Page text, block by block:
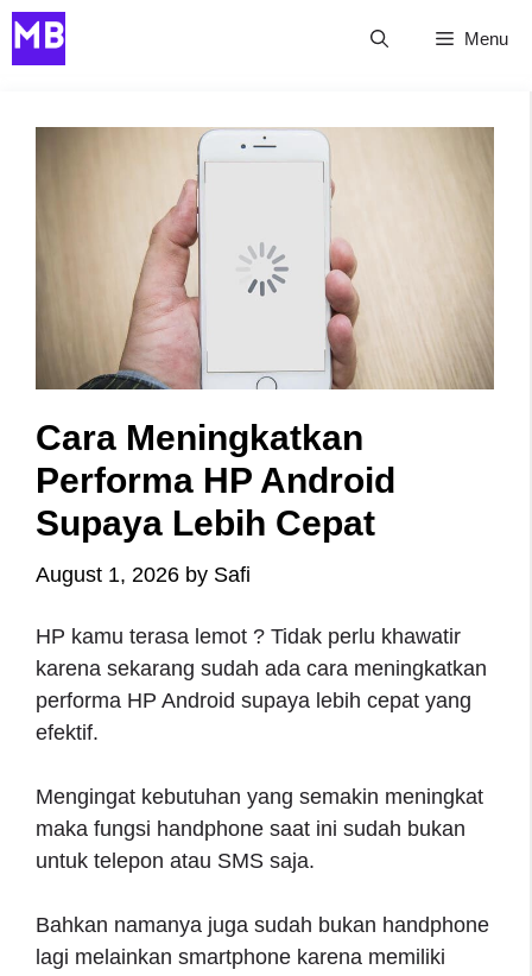
Skip
to
Menu
Cara Meningkatkan
Performa HP Android
Supaya Lebih Cepat
August 1, 2026 by Safi
HP kamu terasa lemot ? Tidak perlu khawatir
karena sekarang sudah ada cara meningkatkan
performa HP Android supaya lebih cepat yang
efektif.
Mengingat kebutuhan yang semakin meningkat
maka fungsi handphone saat ini sudah bukan
untuk telepon atau SMS saja.
Bahkan namanya juga sudah bukan handphone
lagi melainkan smartphone karena memiliki